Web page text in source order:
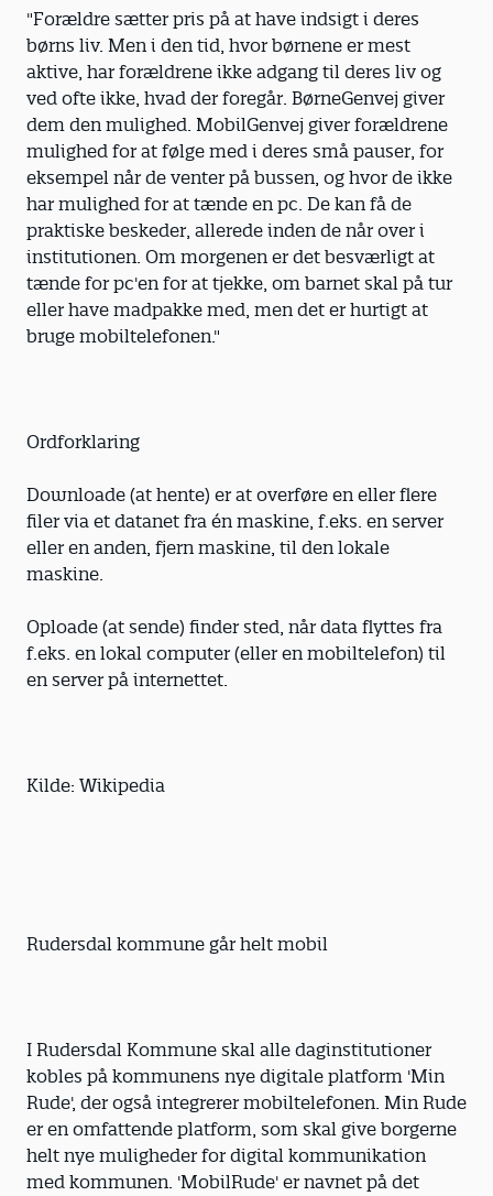
"Forældre sætter pris på at have indsigt i deres
børns liv. Men i den tid, hvor børnene er mest
aktive, har forældrene ikke adgang til deres liv og
ved ofte ikke, hvad der foregår. BørneGenvej giver
dem den mulighed. MobilGenvej giver forældrene
mulighed for at følge med i deres små pauser, for
eksempel når de venter på bussen, og hvor de ikke
har mulighed for at tænde en pc. De kan få de
praktiske beskeder, allerede inden de når over i
institutionen. Om morgenen er det besværligt at
tænde for pc'en for at tjekke, om barnet skal på tur
eller have madpakke med, men det er hurtigt at
bruge mobiltelefonen."
Ordforklaring
Downloade (at hente) er at overføre en eller flere
filer via et datanet fra én maskine, f.eks. en server
eller en anden, fjern maskine, til den lokale
maskine.
Oploade (at sende) finder sted, når data flyttes fra
f.eks. en lokal computer (eller en mobiltelefon) til
en server på internettet.
Kilde: Wikipedia
Rudersdal kommune går helt mobil
I Rudersdal Kommune skal alle daginstitutioner
kobles på kommunens nye digitale platform 'Min
Rude', der også integrerer mobiltelefonen. Min Rude
er en omfattende platform, som skal give borgerne
helt nye muligheder for digital kommunikation
med kommunen. 'MobilRude' er navnet på det